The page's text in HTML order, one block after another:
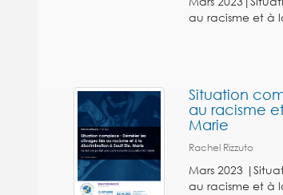
au racisme et à
Situation
au racisme
Marie
Rachel Rizzuto
Mars 2023
au racisme et à